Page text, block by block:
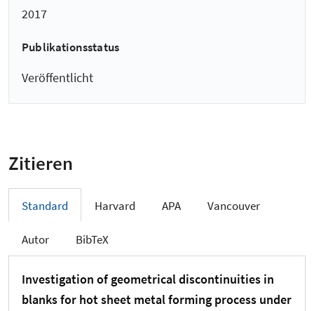
2017
Publikationsstatus
Veröffentlicht
Zitieren
Standard Harvard APA Vancouver
Autor BibTeX
Investigation of geometrical discontinuities in
blanks for hot sheet metal forming process under